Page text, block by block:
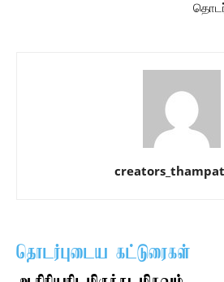
தொடர்புடைய கட்டுரைகள்